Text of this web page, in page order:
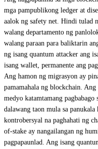
mga pampublikong ledger at
aalok ng safety net. Hindi tulad
walang departamento ng
walang paraan para baliktarin
ng isang quantum attacker ang
isang wallet, permanente ang
Ang hamon ng migrasyon ay
pamamahala ng blockchain.
medyo katamtamang
dalawang taon mula sa
kontrobersyal na paghahati ng
of-stake ay nangailangan ng
pagpapaunlad. Ang isang